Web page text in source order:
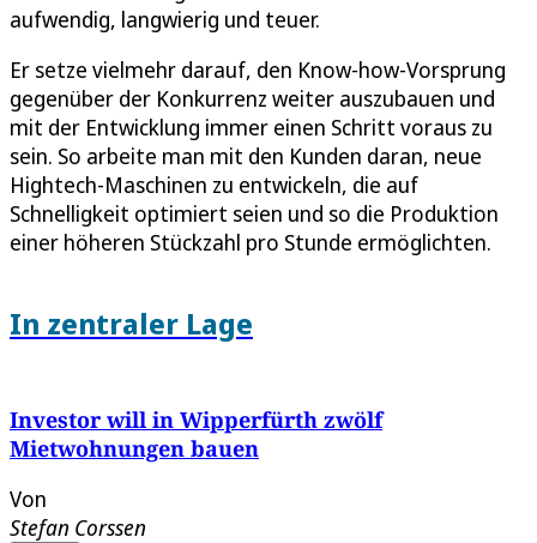
aufwendig, langwierig und teuer.
Er setze vielmehr darauf, den Know-how-Vorsprung
gegenüber der Konkurrenz weiter auszubauen und
mit der Entwicklung immer einen Schritt voraus zu
sein. So arbeite man mit den Kunden daran, neue
Hightech-Maschinen zu entwickeln, die auf
Schnelligkeit optimiert seien und so die Produktion
einer höheren Stückzahl pro Stunde ermöglichten.
In zentraler Lage
Investor will in Wipperfürth zwölf
Mietwohnungen bauen
Von
Stefan Corssen